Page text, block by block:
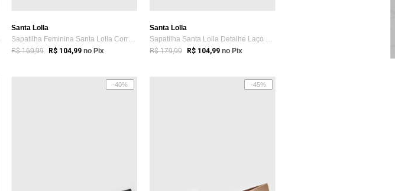
Santa Lolla
Sapatilha Feminina Santa Lolla Corrente Preta
R$ 169,99 R$ 104,99 no Pix
Santa Lolla
Sapatilha Santa Lolla Detalhe Laço Dourada
R$ 179,99 R$ 104,99 no Pix
-40% -45%